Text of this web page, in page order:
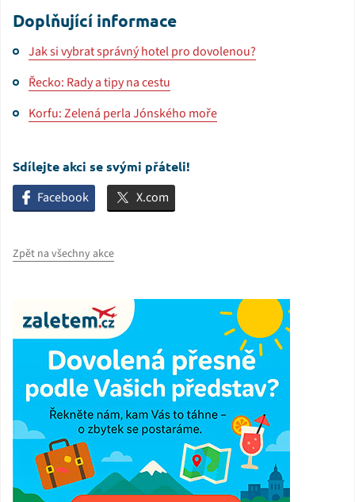
Doplňující informace
Jak si vybrat správný hotel pro dovolenou?
Řecko: Rady a tipy na cestu
Korfu: Zelená perla Jónského moře
Sdílejte akci se svými přáteli!
Facebook X.com
Zpět na všechny akce